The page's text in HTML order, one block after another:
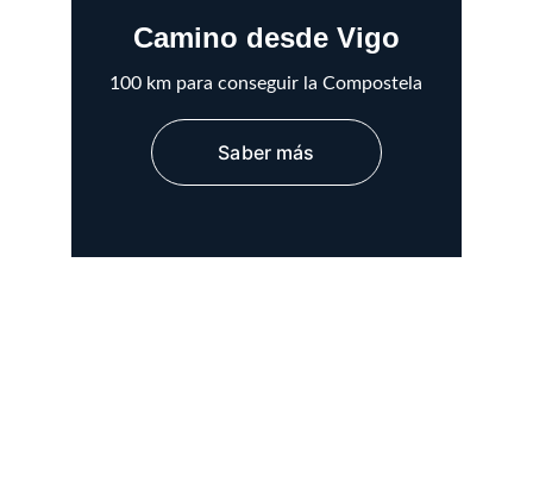
Camino desde Vigo
Saber más
100 km para conseguir la Compostela